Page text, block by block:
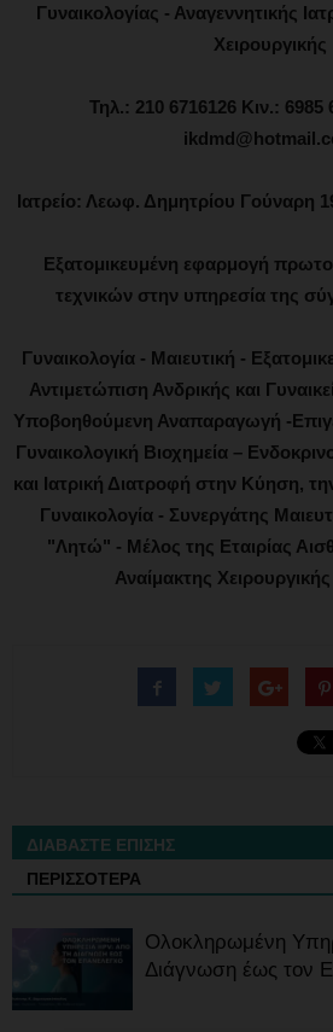
Γυναικολογίας - Αναγεννητικής
Χειρουργικής
Τηλ.: 210 6716126 Κιν.: 6985
Ιατρείο: Λεωφ. Δημητρίου Γούναρη
Εξατομικευμένη εφαρμογή
τεχνικών στην υπηρεσία της
Γυναικολογία - Μαιευτική -
Αντιμετώπιση Ανδρικής και
Υποβοηθούμενη Αναπαραγωγή -
Γυναικολογική Βιοχημεία –
και Ιατρική Διατροφή στην Κύηση,
Γυναικολογία - Συνεργάτης
"Λητώ" - Μέλος της Εταιρίας
Αναίμακτης
ΔΙΑΒΑΣΤΕ ΕΠΙΣΗΣ
ΠΕΡΙΣΣΟΤΕΡΑ
Ολοκληρωμένη
Διάγνωση έως τον